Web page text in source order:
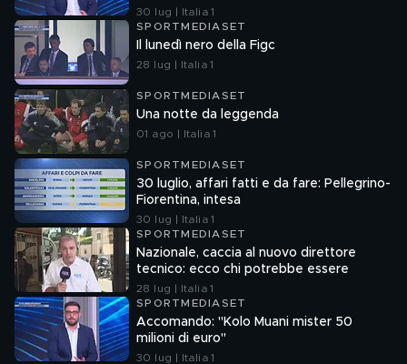
30 lug | Italia 1
SPORTMEDIASET
Il lunedì nero della Figc
28 lug | Italia 1
SPORTMEDIASET
Una notte da leggenda
01 ago | Italia 1
SPORTMEDIASET
30 luglio, affari fatti e da fare: Pellegrino-
Fiorentina, intesa
30 lug | Italia 1
SPORTMEDIASET
Nazionale, caccia al nuovo direttore
tecnico: ecco chi potrebbe essere
28 lug | Italia 1
SPORTMEDIASET
Accomando: "Kolo Muani mister 50
milioni di euro"
30 lug | Italia 1